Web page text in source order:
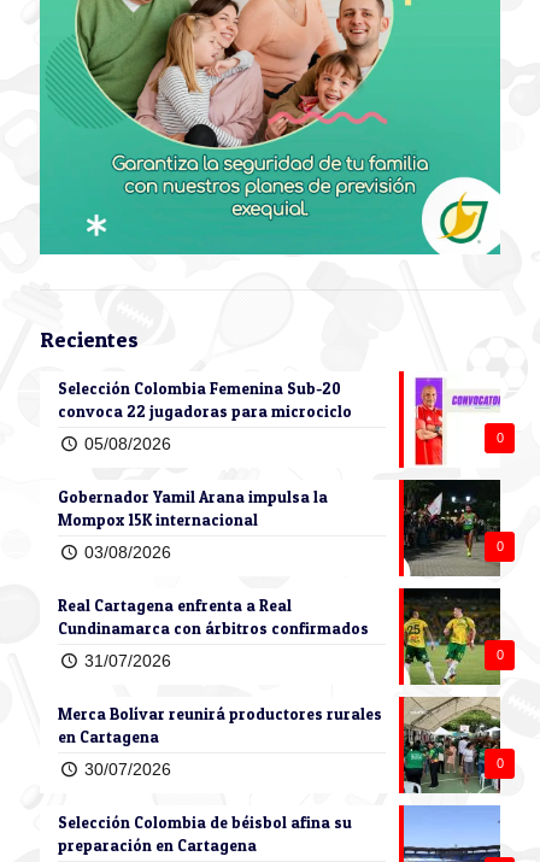
Recientes
0
Selección Colombia Femenina Sub-20
convoca 22 jugadoras para microciclo
05/08/2026
0
Gobernador Yamil Arana impulsa la
Mompox 15K internacional
03/08/2026
0
Real Cartagena enfrenta a Real
Cundinamarca con árbitros confirmados
31/07/2026
0
Merca Bolívar reunirá productores rurales
en Cartagena
30/07/2026
Selección Colombia de béisbol afina su
preparación en Cartagena